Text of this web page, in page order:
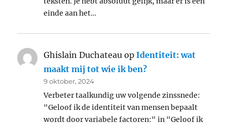
einde aan het…
Ghislain Duchateau opIdentiteit: wat
maakt mij tot wie ik ben?
9 oktober, 2024
Verbeter taalkundig uw volgende zinssnede:
"Geloof ik de identiteit van mensen bepaalt
wordt door variabele factoren:" in "Geloof ik